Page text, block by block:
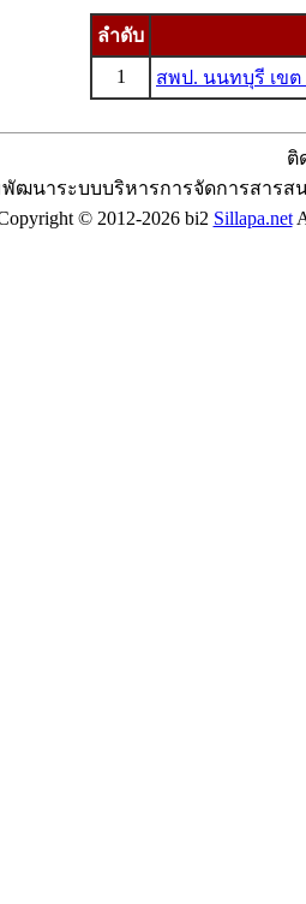
ลำดับ
1
สพป. นนทบุรี เขต
ติ
ฒนาระบบบริหารการจัดการสารส
© 2012-2026 bi2 Sillapa.net